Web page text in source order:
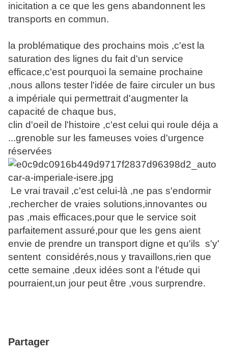
inicitation a ce que les gens abandonnent les
transports en commun.
la problématique des prochains mois ,c'est la
saturation des lignes du fait d'un service
efficace,c'est pourquoi la semaine prochaine
,nous allons tester l'idée de faire circuler un bus
a impériale qui permettrait d'augmenter la
capacité de chaque bus,
clin d'oeil de l'histoire ,c'est celui qui roule déja a
...grenoble sur les fameuses voies d'urgence
réservées
Le vrai travail ,c'est celui-là ,ne pas s'endormir
,rechercher de vraies solutions,innovantes ou
pas ,mais efficaces,pour que le service soit
parfaitement assuré,pour que les gens aient
envie de prendre un transport digne et qu'ils s'y'
sentent considérés,nous y travaillons,rien que
cette semaine ,deux idées sont a l'étude qui
pourraient,un jour peut être ,vous surprendre.
Partager